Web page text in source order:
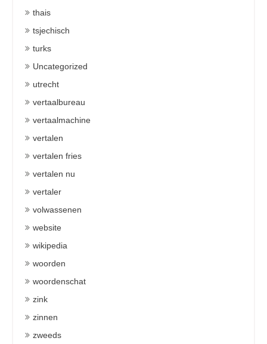
thais
tsjechisch
turks
Uncategorized
utrecht
vertaalbureau
vertaalmachine
vertalen
vertalen fries
vertalen nu
vertaler
volwassenen
website
wikipedia
woorden
woordenschat
zink
zinnen
zweeds